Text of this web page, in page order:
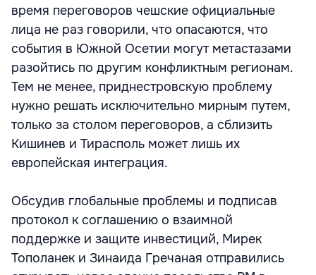
время переговоров чешские официальные
лица не раз говорили, что опасаются, что
события в Южной Осетии могут метастазами
разойтись по другим конфликтным регионам.
Тем не менее, приднестровскую проблему
нужно решать исключительно мирным путем,
только за столом переговоров, а сблизить
Кишинев и Тирасполь может лишь их
европейская интеграция.
Обсудив глобальные проблемы и подписав
протокол к соглашению о взаимной
поддержке и защите инвестиций, Мирек
Тополанек и Зинаида Гречаная отправились